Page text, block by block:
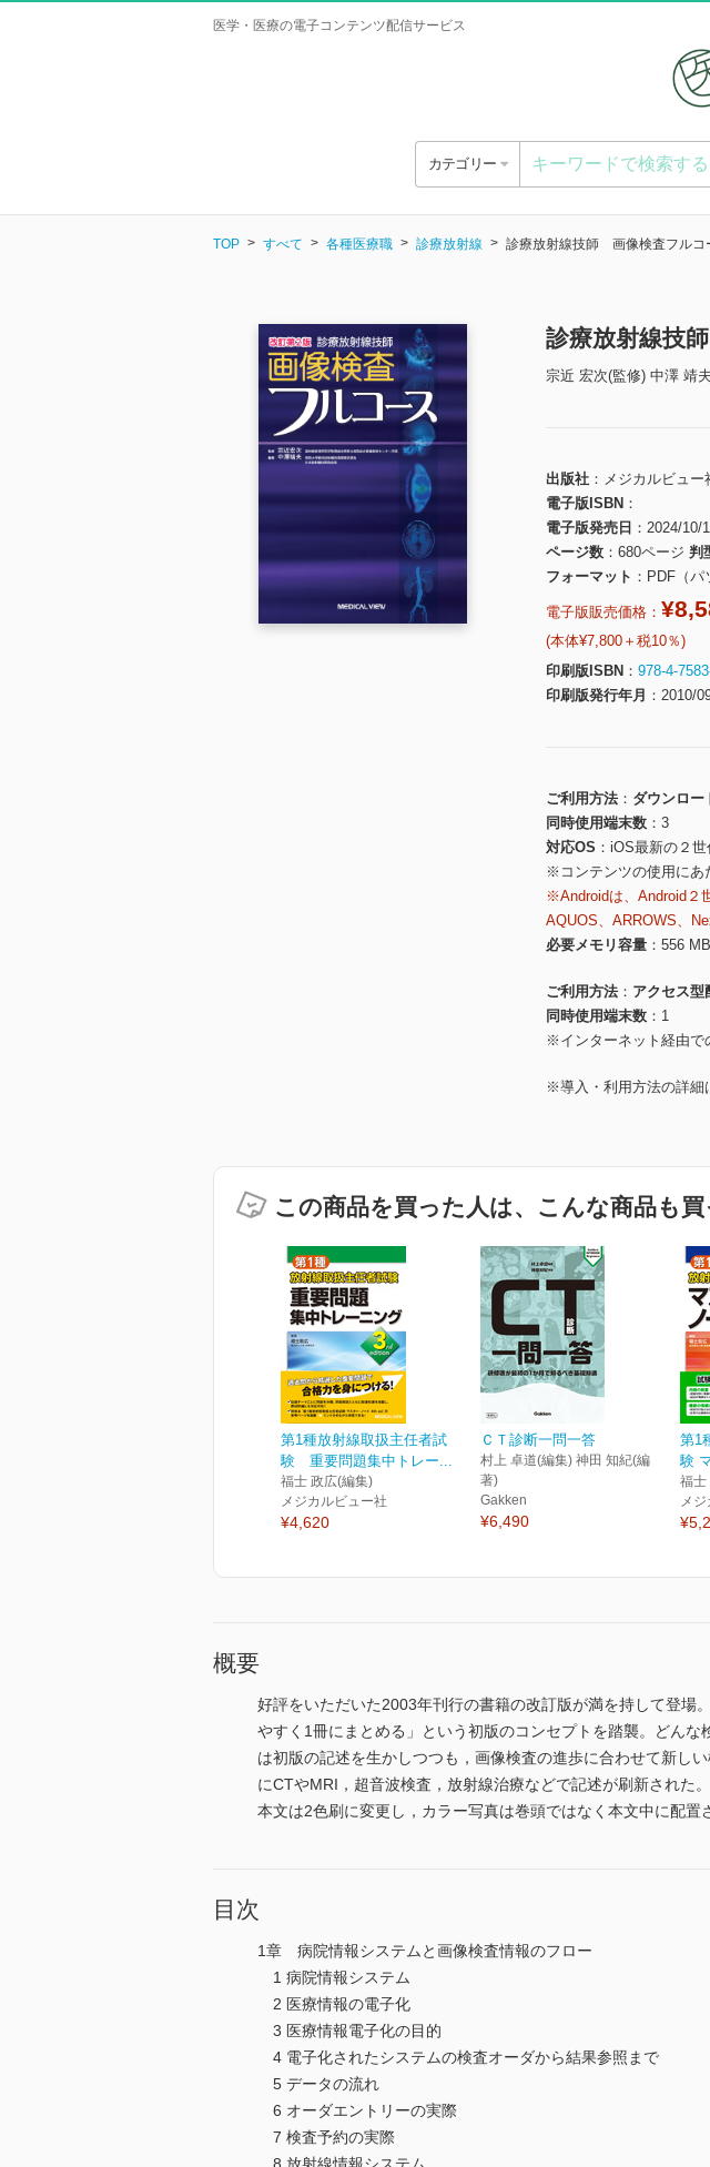
医学・医療の電子コンテンツ配信サービス
カテゴリー
TOP すべて 各種医療職 診療放射線 診療放射線技師 画像検査フルコ
診療放射線技
宗近 宏次(監修) 中澤 靖
出版社
メジカルビュー
電子版ISBN
電子版発売日
2024/10/
ページ数
680ページ 判
フォーマット
PDF（パ
電子版販売価格：
(本体¥7,800＋税10％)
印刷版ISBN
978-4-
印刷版発行年月
2010/
ご利用方法
ダウンロー
同時使用端末数
3
対応OS
iOS最新の２
※コンテンツの使用にあ
※Androidは、Android２
AQUOS、ARROWS、
必要メモリ容量
556
ご利用方法
アクセス型
同時使用端末数
1
※インターネット経由で
※導入・利用方法の詳細
この商品を買った人は、こんな商品も買
第1種放射線取扱主任者試
験 重要問題集中トレー...
福士 政広(編集)
メジカルビュー社
¥4,620
ＣＴ診断一問一答
村上 卓道(編集) 神田 知紀(編
著)
Gakken
¥6,490
第1
験
福士
メ
概要
好評をいただいた2003年刊行の書籍の改訂版が満を持して登場
やすく1冊にまとめる」という初版のコンセプトを踏襲。どん
は初版の記述を生かしつつも，画像検査の進歩に合わせて新し
にCTやMRI，超音波検査，放射線治療などで記述が刷新された。
本文は2色刷に変更し，カラー写真は巻頭ではなく本文中に配置
目次
1章 病院情報システムと画像検査情報のフロー
1 病院情報システム
2 医療情報の電子化
3 医療情報電子化の目的
4 電子化されたシステムの検査オーダから結果参照まで
5 データの流れ
6 オーダエントリーの実際
7 検査予約の実際